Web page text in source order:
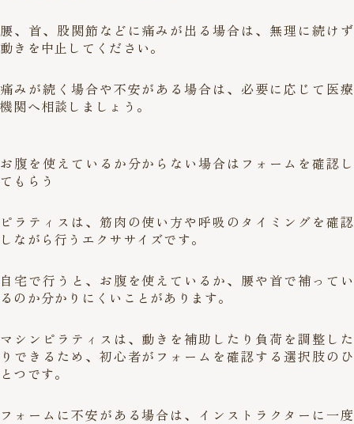
腰、首、股関節などに痛みが出る場合は、無理に続けず
動きを中止してください。
痛みが続く場合や不安がある場合は、必要に応じて医療
機関へ相談しましょう。
お腹を使えているか分からない場合はフォームを確認し
てもらう
ピラティスは、筋肉の使い方や呼吸のタイミングを確認
しながら行うエクササイズです。
自宅で行うと、お腹を使えているか、腰や首で補ってい
るのか分かりにくいことがあります。
マシンピラティスは、動きを補助したり負荷を調整した
りできるため、初心者がフォームを確認する選択肢のひ
とつです。
フォームに不安がある場合は、インストラクターに一度